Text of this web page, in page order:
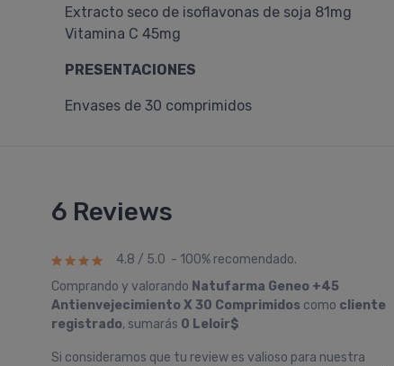
Extracto seco de isoflavonas de soja 81mg
Vitamina C 45mg
PRESENTACIONES
Envases de 30 comprimidos
6 Reviews
4.8 / 5.0 - 100% recomendado.
Comprando y valorando Natufarma Geneo +45
Antienvejecimiento X 30 Comprimidos como cliente
registrado, sumarás 0 Leloir$
Si consideramos que tu review es valioso para nuestra